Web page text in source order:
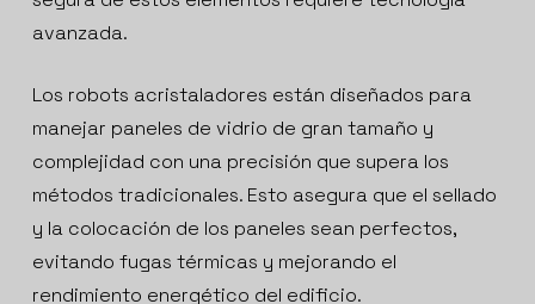
avanzada.
Los robots acristaladores están diseñados para
manejar paneles de vidrio de gran tamaño y
complejidad con una precisión que supera los
métodos tradicionales. Esto asegura que el sellado
y la colocación de los paneles sean perfectos,
evitando fugas térmicas y mejorando el
rendimiento energético del edificio.